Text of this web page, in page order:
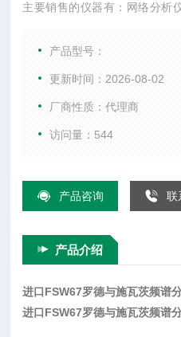
主要销售的仪器有：网络分析
等。
产品型号：
更新时间：2026-08-02
厂商性质：代理商
访问量：544
产品咨询 联
产品介绍
进口FSW67罗德与施瓦茨频谱
进口FSW67罗德与施瓦茨频谱